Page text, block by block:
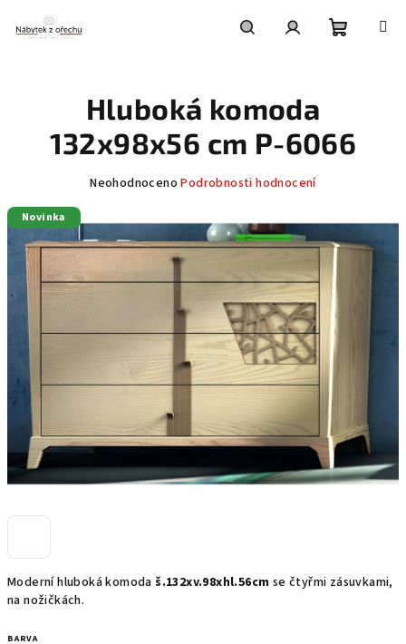
obsah
Moderní hluboká komodaš.132xv.98xhl.56cm se čtyřmi zásuvkami,
na nožičkách.
BARVA
Hluboká komoda
132x98x56 cm P-6066
Průměrné
produktu
je
0,0
z
5
Neohodnoceno Podrobnosti hodnocení
Novinka